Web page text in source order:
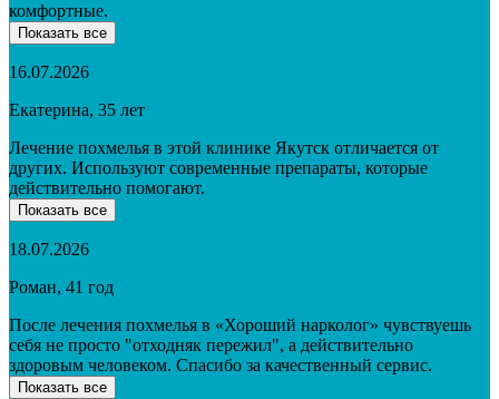
комфортные.
Показать все
16.07.2026
Екатерина, 35 лет
Лечение похмелья в этой клинике Якутск отличается от
других. Используют современные препараты, которые
действительно помогают.
Показать все
18.07.2026
Роман, 41 год
После лечения похмелья в «Хороший нарколог» чувствуешь
себя не просто "отходняк пережил", а действительно
здоровым человеком. Спасибо за качественный сервис.
Показать все